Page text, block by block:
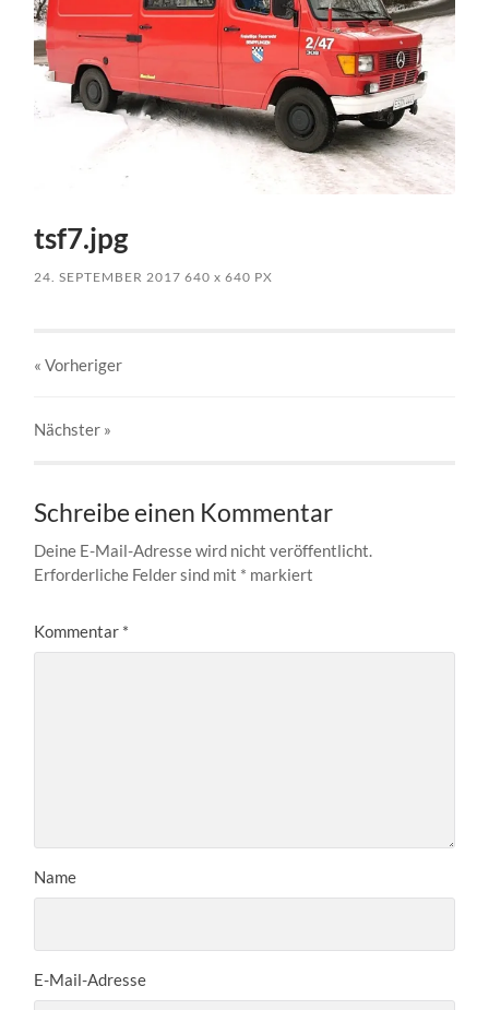
tsf7.jpg
24. SEPTEMBER 2017 640x 640 PX
« Vorheriger
Nächster »
Schreibe einen Kommentar
Deine E-Mail-Adresse wird nicht veröffentlicht.
Erforderliche Felder sind mit * markiert
Kommentar *
Name
E-Mail-Adresse